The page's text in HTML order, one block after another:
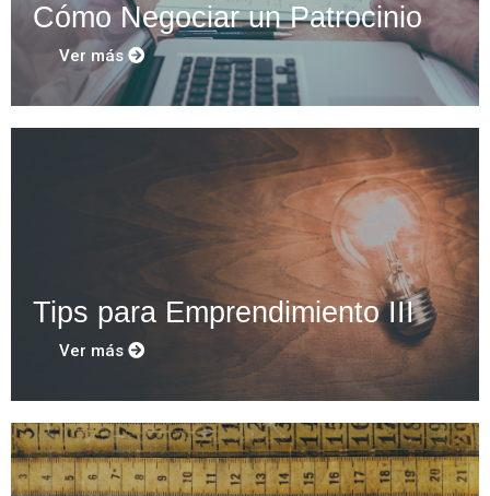
Cómo Negociar un Patrocinio
Ver más
Tips para Emprendimiento III
Ver más